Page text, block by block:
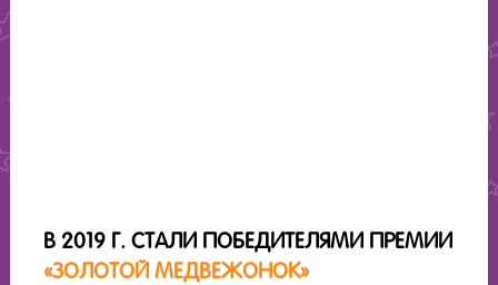
В 2019 Г. СТАЛИ ПОБЕДИТЕЛЯМИ ПРЕМИИ
«ЗОЛОТОЙ МЕДВЕЖОНОК»